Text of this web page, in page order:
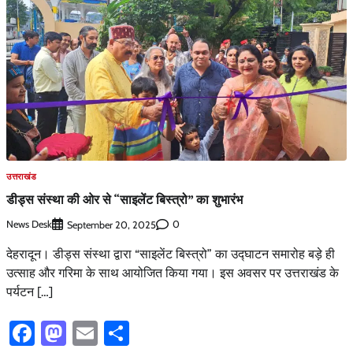
उत्तराखंड
डीड्स संस्था की ओर से “साइलेंट बिस्त्रो” का शुभारंभ
News Desk September 20, 2025 0
देहरादून। डीड्स संस्था द्वारा “साइलेंट बिस्त्रो” का उद्घाटन समारोह बड़े ही
उत्साह और गरिमा के साथ आयोजित किया गया। इस अवसर पर उत्तराखंड के
पर्यटन […]
Facebook
Mastodon
Email